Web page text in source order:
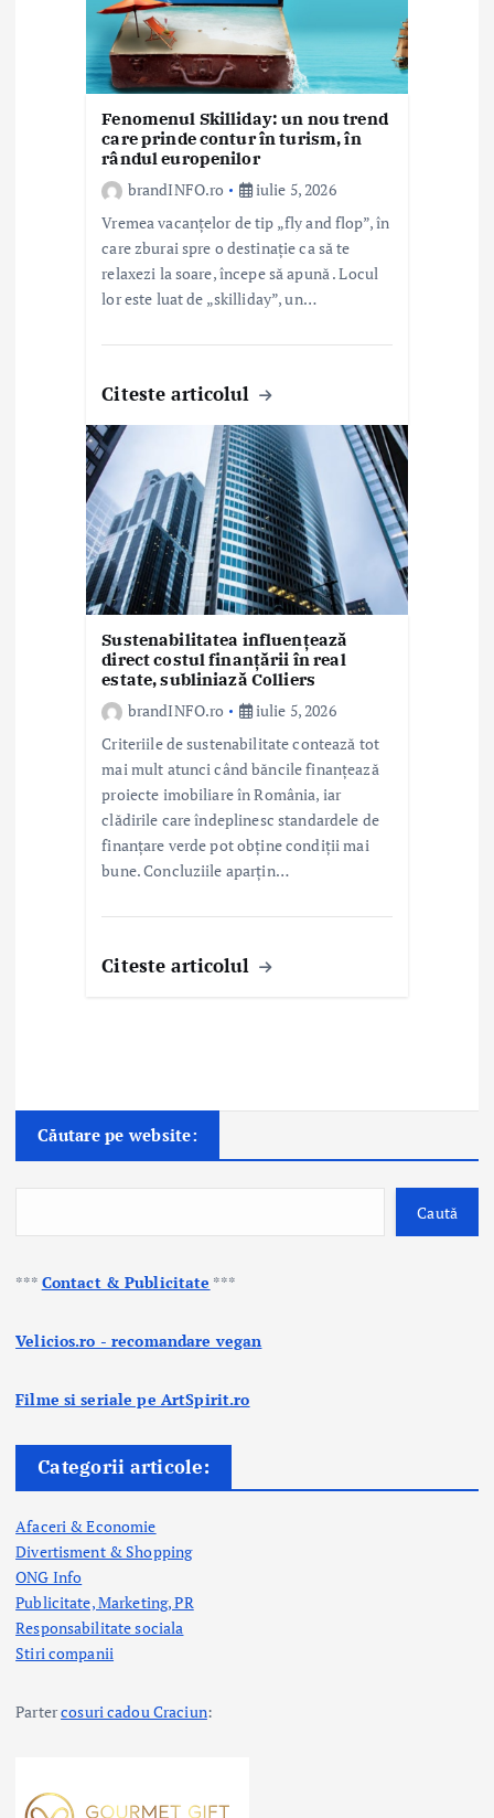
Fenomenul Skilliday: un nou trend
care prinde contur în turism, în
rândul europenilor
brandINFO.ro
iulie 5, 2026
Vremea vacanțelor de tip „fly and flop”, în
care zburai spre o destinație ca să te
relaxezi la soare, începe să apună . Locul
lor este luat de „skilliday”, un…
Citeste articolul
Sustenabilitatea influențează
direct costul finanțării în real
estate, subliniază Colliers
brandINFO.ro
iulie 5, 2026
Criteriile de sustenabilitate contează tot
mai mult atunci când băncile finanțează
proiecte imobiliare în România, iar
clădirile care îndeplinesc standardele de
finanțare verde pot obține condiții mai
bune. Concluziile aparțin…
Citeste articolul
Căutare pe website:
Caută
*** Contact & Publicitate ***
Velicios.ro - recomandare vegan
Filme si seriale pe ArtSpirit.ro
Categorii articole:
Afaceri & Economie
Divertisment & Shopping
ONG Info
Publicitate, Marketing, PR
Responsabilitate sociala
Stiri companii
Partercosuri cadou Craciun: